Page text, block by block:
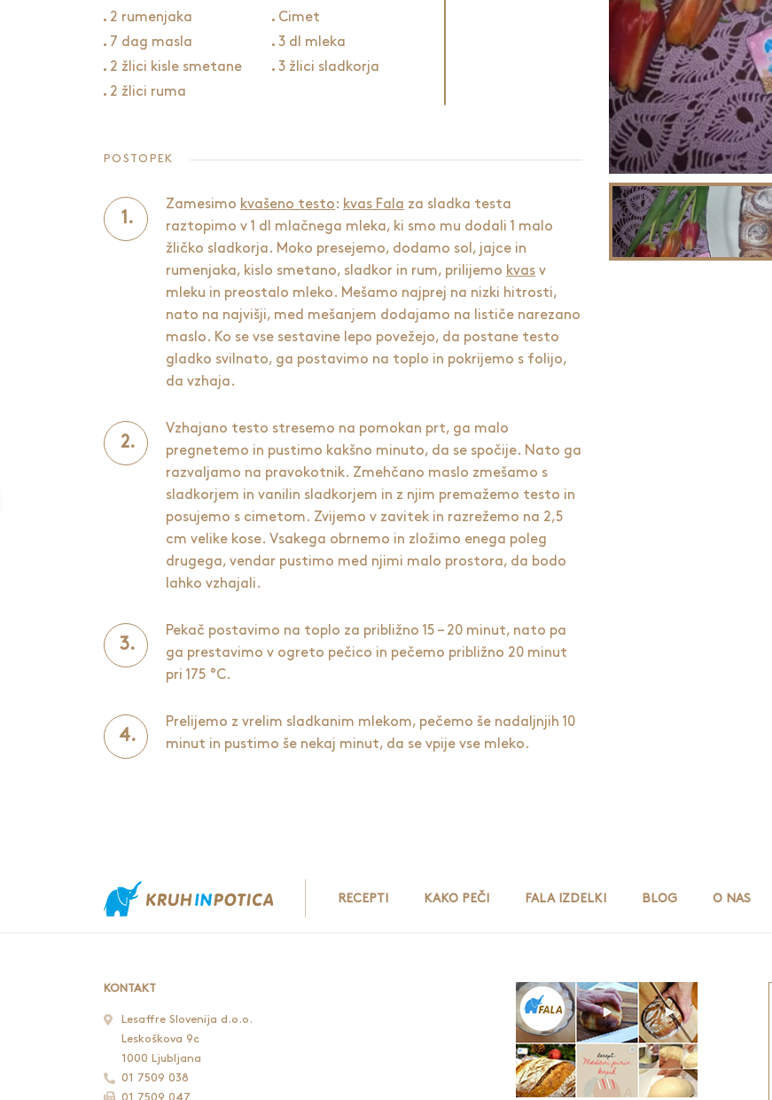
2 rumenjaka
7 dag masla
2 žlici kisle smetane
2 žlici ruma
Cimet
3 dl mleka
3 žlici sladkorja
POSTOPEK
Zamesimo kvašeno testo : kvas Fala za sladka testa
raztopimo v 1 dl mlačnega mleka, ki smo mu dodali 1 malo
žličko sladkorja. Moko presejemo, dodamo sol, jajce in
rumenjaka, kislo smetano, sladkor in rum, prilijemo kvas v
mleku in preostalo mleko. Mešamo najprej na nizki hitrosti,
nato na najvišji, med mešanjem dodajamo na lističe narezano
maslo. Ko se vse sestavine lepo povežejo, da postane testo
gladko svilnato, ga postavimo na toplo in pokrijemo s folijo,
da vzhaja.
Vzhajano testo stresemo na pomokan prt, ga malo
pregnetemo in pustimo kakšno minuto, da se spočije. Nato ga
razvaljamo na pravokotnik. Zmehčano maslo zmešamo s
sladkorjem in vanilin sladkorjem in z njim premažemo testo in
posujemo s cimetom. Zvijemo v zavitek in razrežemo na 2,5
cm velike kose. Vsakega obrnemo in zložimo enega poleg
drugega, vendar pustimo med njimi malo prostora, da bodo
lahko vzhajali.
Pekač postavimo na toplo za približno 15 – 20 minut, nato pa
ga prestavimo v ogreto pečico in pečemo približno 20 minut
pri 175 °C.
Prelijemo z vrelim sladkanim mlekom, pečemo še nadaljnjih 10
minut in pustimo še nekaj minut, da se vpije vse mleko.
RECEPTI KAKO PEČI FALA IZDELKI BLOG O NAS
KONTAKT
Lesaffre Slovenija d.o.o.
Leskoškova 9c
1000 Ljubljana
01 7509 038
01 7509 047